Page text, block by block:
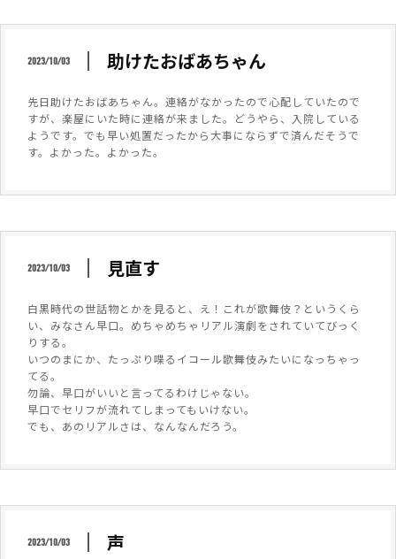
2023/10/03 助けたおばあちゃん
先日助けたおばあちゃん。連絡がなかったので心配していたので
すが、楽屋にいた時に連絡が来ました。どうやら、入院している
ようです。でも早い処置だったから大事にならずで済んだそうで
す。よかった。よかった。
2023/10/03 見直す
白黒時代の世話物とかを見ると、え！これが歌舞伎？というくら
い、みなさん早口。めちゃめちゃリアル演劇をされていてびっく
りする。
いつのまにか、たっぷり喋るイコール歌舞伎みたいになっちゃっ
てる。
勿論、早口がいいと言ってるわけじゃない。
早口でセリフが流れてしまってもいけない。
でも、あのリアルさは、なんなんだろう。
2023/10/03 声